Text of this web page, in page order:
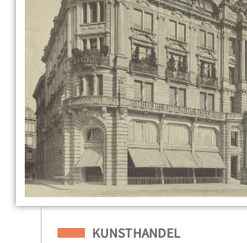
Eingeordnet unter
KUNSTHANDEL